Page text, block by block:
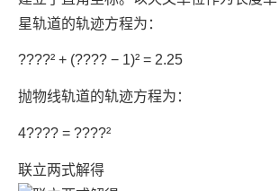
星轨道的轨迹方程为：
????² + (???? − 1)² = 2.25
抛物线轨道的轨迹方程为：
4???? = ????²
联立两式解得